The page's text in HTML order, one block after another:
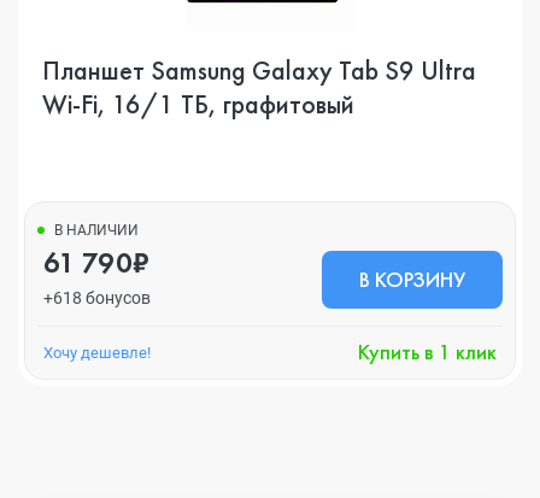
Планшет Samsung Galaxy Tab S9 Ultra
Wi-Fi, 16/1 ТБ, графитовый
В НАЛИЧИИ
61 790₽
+618 бонусов
В КОРЗИНУ
Хочу дешевле! Купить в 1 клик